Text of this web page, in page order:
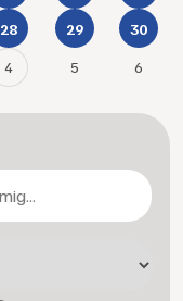
28 29 30
4 5 6